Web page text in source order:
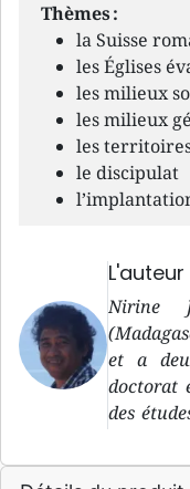
Thèmes :
la Suisse
les Églises
les milieux
les milieux
les
le discipulat
L'auteur
Nirine
et a
doctorat
des
et